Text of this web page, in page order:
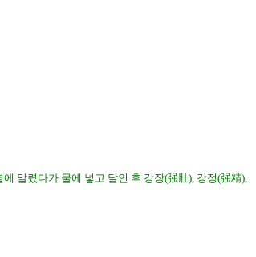
말렸다가 물에 넣고 달인 후 강장(强壯), 강정(强精),